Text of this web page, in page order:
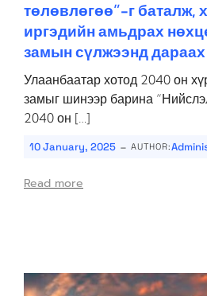
төлөвлөгөө”-г баталж,
иргэдийн амьдрах
замын сүлжээнд дараах
Улаанбаатар хотод 2040 он
замыг шинээр барина
2040 он […]
10 January, 2025 - AUTHOR:
Read more